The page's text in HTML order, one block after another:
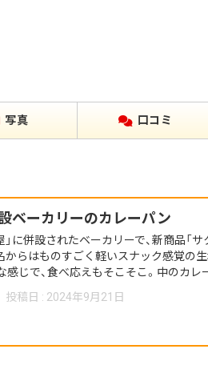
写真 口コミ
設ベーカリーのカレーパン
」に併設されたベーカリーで、新商品「
からはものすごく軽いスナック感覚の
感じで、食べ応えもそこそこ。中のカレ
投稿日 : 2024年9月21日